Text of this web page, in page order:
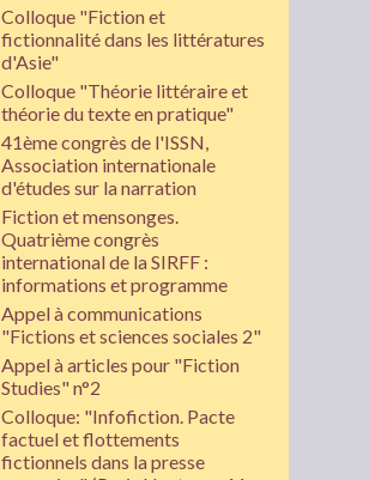
Colloque "Fiction et
fictionnalité dans les littératures
d'Asie"
Colloque "Théorie littéraire et
théorie du texte en pratique"
41ème congrès de l'ISSN,
Association internationale
d'études sur la narration
Fiction et mensonges.
Quatrième congrès
international de la SIRFF :
informations et programme
Appel à communications
"Fictions et sciences sociales 2"
Appel à articles pour "Fiction
Studies" n°2
Colloque: "Infofiction. Pacte
factuel et flottements
fictionnels dans la presse